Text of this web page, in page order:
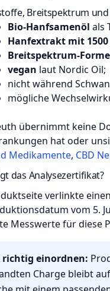
Breitspektrum
Bio-Hanfsamenöl als
Hanfextrakt mit 1500
Breitspektrum-
vegan laut Nordic Oil;
nicht während
mögliche
übernimmt keine
hat oder
Medikamente, CBD
das Analysezertifikat?
verlinkte
vom 5.
Messwerte für diese
richtig einordnen:
Charge bleibt